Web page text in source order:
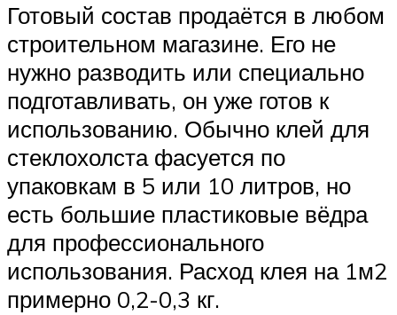
Готовый состав продаётся в любом
строительном магазине. Его не
нужно разводить или специально
подготавливать, он уже готов к
использованию. Обычно клей для
стеклохолста фасуется по
упаковкам в 5 или 10 литров, но
есть большие пластиковые вёдра
для профессионального
использования. Расход клея на 1м2
примерно 0,2-0,3 кг.